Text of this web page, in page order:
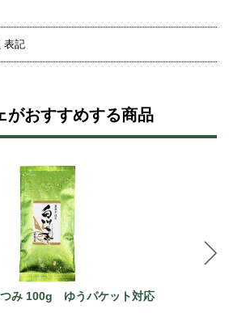
表記
がおすすめする商品
つみ 100g ゆうパケット対応